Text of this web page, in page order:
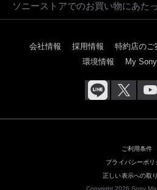
ソニーストアでのお買い物にあた
会社情報 採用情報 特約店のご
環境情報
My
ご利用条件
プライバシーポリ
正しい表示への取
Copyright 2026 Sony